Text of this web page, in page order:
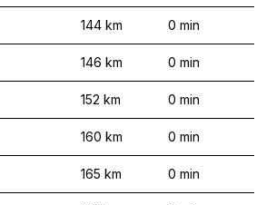
144 km 0 min
146 km 0 min
152 km 0 min
160 km 0 min
165 km 0 min